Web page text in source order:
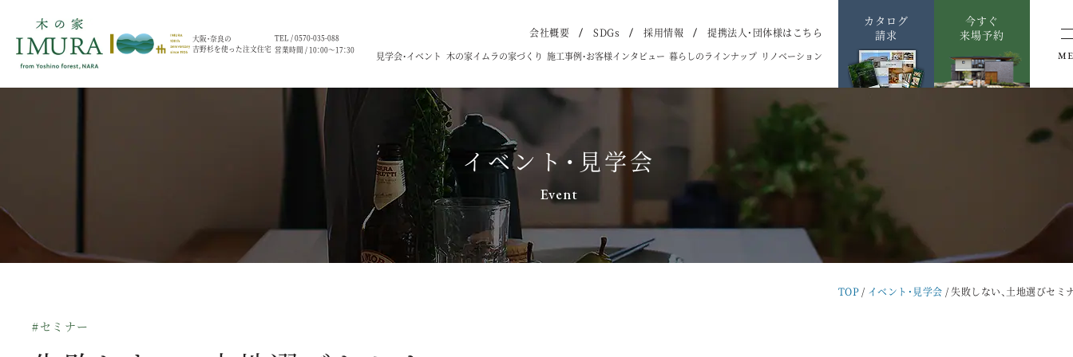
大阪・奈良の
吉野杉を使った注文住宅
TEL /0570-035-088
営業時間 / 10：00～17：30
会社概要 SDGs 採用情報 提携法人・団体様はこちら
見学会・イベント 木の家イムラの家づくり 施工事例・お客様インタビュー 暮らしのラインナップ リノベーション
カタログ
請求
今すぐ
来場予約
イベント・見学会
Event
TOP イベント・見学会 失敗しない、土地選びセミ
#セミナー